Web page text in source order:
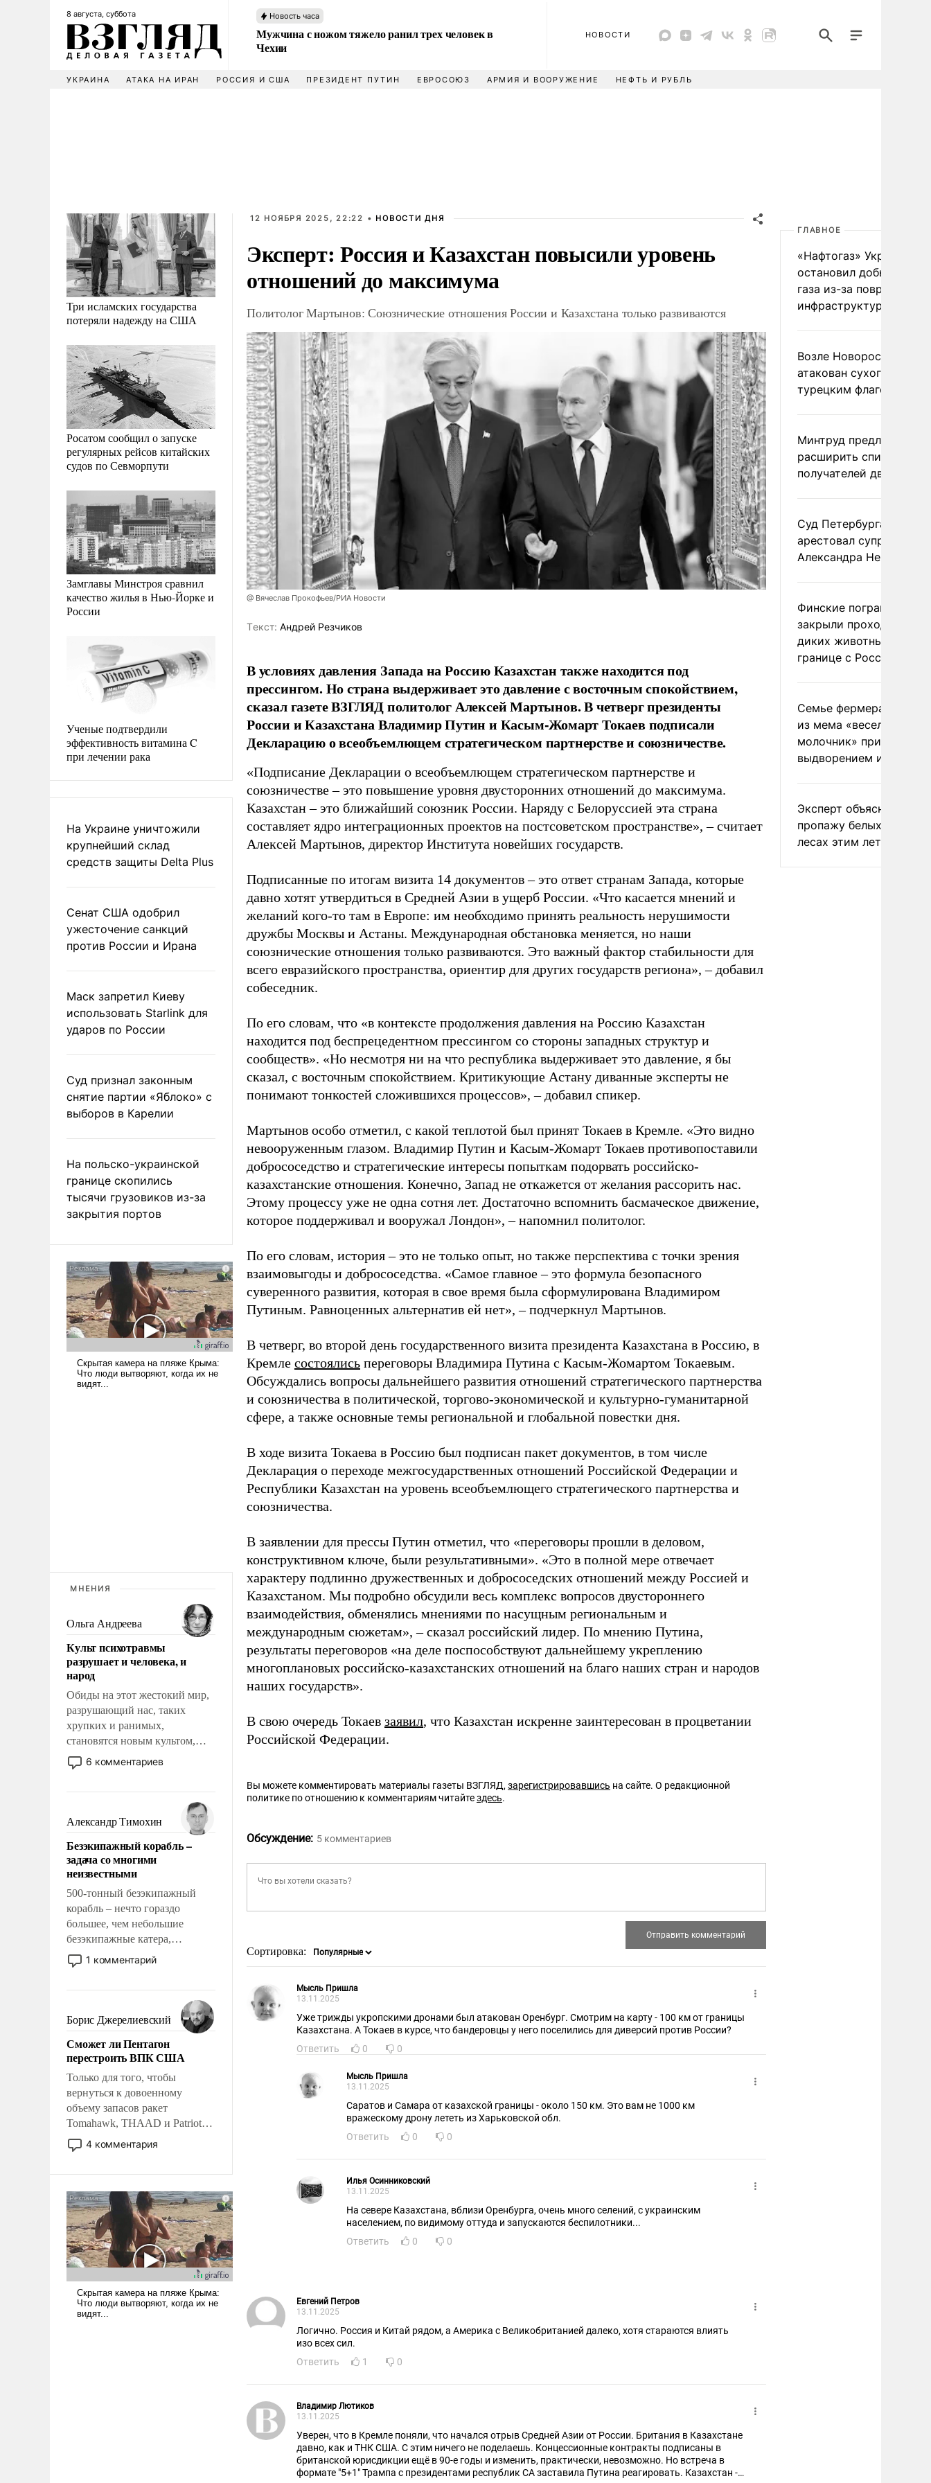
8 августа, суббота Новость часа
Мужчина с ножом тяжело ранил трех человек в
Чехии
НОВОСТИ
УКРАИНА АТАКА НА ИРАН РОССИЯ И США ПРЕЗИДЕНТ ПУТИН ЕВРОСОЮЗ АРМИЯ И ВООРУЖЕНИЕ НЕФТЬ И РУБЛЬ
Три исламских государства
потеряли надежду на США
Росатом сообщил о запуске
регулярных рейсов китайских
судов по Севморпути
Замглавы Минстроя сравнил
качество жилья в Нью-Йорке и
России
Ученые подтвердили
эффективность витамина C
при лечении рака
На Украине уничтожили
крупнейший склад
средств защиты Delta Plus
Сенат США одобрил
ужесточение санкций
против России и Ирана
Маск запретил Киеву
использовать Starlink для
ударов по России
Суд признал законным
снятие партии «Яблоко» с
выборов в Карелии
На польско-украинской
границе скопились
тысячи грузовиков из-за
закрытия портов
МНЕНИЯ
Ольга Андреева
Культ психотравмы
разрушает и человека, и
народ
Обиды на этот жестокий мир,
разрушающий нас, таких
хрупких и ранимых,
становятся новым культом,
постепенно вытесняя и
отменяя традиционное
мужественным и твердым под
ударами судьбы, брать на себя
ответственность, помогать
слабым, идти вперед и
адаптироваться.
6 комментариев
Александр Тимохин
Безэкипажный корабль –
задача со многими
неизвестными
500-тонный безэкипажный
корабль – нечто гораздо
большее, чем небольшие
безэкипажные катера,
применение которых уже
стало обыденностью. Задача по
сложна и амбициозна. Однако
и ее реализация радикально
поднимет наши боевые
возможности.
1 комментарий
Борис Джерелиевский
Сможет ли Пентагон
перестроить ВПК США
Только для того, чтобы
вернуться к довоенному
объему запасов ракет
Tomahawk, THAAD и Patriot
США потребуется более трех
лет. Даже небольшая война с
Сложившаяся ситуация
означает многолетний период
уязвимости США, например,
перед Китаем.
4 комментария
12 НОЯБРЯ 2025, 22:22 • НОВОСТИ ДНЯ
Эксперт: Россия и Казахстан повысили уровень
отношений до максимума
Политолог Мартынов: Союзнические отношения России и Казахстана только развиваются
@ Вячеслав Прокофьев/РИА Новости
Tекст: Андрей Резчиков
В условиях давления Запада на Россию Казахстан также находится под
прессингом. Но страна выдерживает это давление с восточным спокойствием,
сказал газете ВЗГЛЯД политолог Алексей Мартынов. В четверг президенты
России и Казахстана Владимир Путин и Касым-Жомарт Токаев подписали
Декларацию о всеобъемлющем стратегическом партнерстве и союзничестве.
«Подписание Декларации о всеобъемлющем стратегическом партнерстве и
союзничестве – это повышение уровня двусторонних отношений до максимума.
Казахстан – это ближайший союзник России. Наряду с Белоруссией эта страна
составляет ядро интеграционных проектов на постсоветском пространстве», – считает
Алексей Мартынов, директор Института новейших государств.
Подписанные по итогам визита 14 документов – это ответ странам Запада, которые
давно хотят утвердиться в Средней Азии в ущерб России. «Что касается мнений и
желаний кого-то там в Европе: им необходимо принять реальность нерушимости
дружбы Москвы и Астаны. Международная обстановка меняется, но наши
союзнические отношения только развиваются. Это важный фактор стабильности для
всего евразийского пространства, ориентир для других государств региона», – добавил
собеседник.
По его словам, что «в контексте продолжения давления на Россию Казахстан
находится под беспрецедентном прессингом со стороны западных структур и
сообществ». «Но несмотря ни на что республика выдерживает это давление, я бы
сказал, с восточным спокойствием. Критикующие Астану диванные эксперты не
понимают тонкостей сложившихся процессов», – добавил спикер.
Мартынов особо отметил, с какой теплотой был принят Токаев в Кремле. «Это видно
невооруженным глазом. Владимир Путин и Касым-Жомарт Токаев противопоставили
добрососедство и стратегические интересы попыткам подорвать российско-
казахстанские отношения. Конечно, Запад не откажется от желания рассорить нас.
Этому процессу уже не одна сотня лет. Достаточно вспомнить басмаческое движение,
которое поддерживал и вооружал Лондон», – напомнил политолог.
По его словам, история – это не только опыт, но также перспектива с точки зрения
взаимовыгоды и добрососедства. «Самое главное – это формула безопасного
суверенного развития, которая в свое время была сформулирована Владимиром
Путиным. Равноценных альтернатив ей нет», – подчеркнул Мартынов.
В четверг, во второй день государственного визита президента Казахстана в Россию, в
Кремле состоялись переговоры Владимира Путина с Касым-Жомартом Токаевым.
Обсуждались вопросы дальнейшего развития отношений стратегического партнерства
и союзничества в политической, торгово-экономической и культурно-гуманитарной
сфере, а также основные темы региональной и глобальной повестки дня.
В ходе визита Токаева в Россию был подписан пакет документов, в том числе
Декларация о переходе межгосударственных отношений Российской Федерации и
Республики Казахстан на уровень всеобъемлющего стратегического партнерства и
союзничества.
В заявлении для прессы Путин отметил, что «переговоры прошли в деловом,
конструктивном ключе, были результативными». «Это в полной мере отвечает
характеру подлинно дружественных и добрососедских отношений между Россией и
Казахстаном. Мы подробно обсудили весь комплекс вопросов двустороннего
взаимодействия, обменялись мнениями по насущным региональным и
международным сюжетам», – сказал российский лидер. По мнению Путина,
результаты переговоров «на деле поспособствуют дальнейшему укреплению
многоплановых российско-казахстанских отношений на благо наших стран и народов
наших государств».
В свою очередь Токаев заявил, что Казахстан искренне заинтересован в процветании
Российской Федерации.
Вы можете комментировать материалы газеты ВЗГЛЯД,зарегистрировавшись на сайте. О редакционной
политике по отношению к комментариям читайтездесь.
Обсуждение: 5 комментариев
Сортировка:
Мысль Пришла
13.11.2025
Уже трижды укропскими дронами был атакован Оренбург. Смотрим на карту - 100 км от границы
Казахстана. А Токаев в курсе, что бандеровцы у него поселились для диверсий против России?
Ответить
0 0
Мысль Пришла
13.11.2025
Саратов и Самара от казахской границы - около 150 км. Это вам не 1000 км
вражескому дрону лететь из Харьковской обл.
Ответить
0 0
Илья Осинниковский
13.11.2025
На севере Казахстана, вблизи Оренбурга, очень много селений, с украинским
населением, по видимому оттуда и запускаются беспилотники...
Ответить
0 0
Евгений Петров
13.11.2025
Логично. Россия и Китай рядом, а Америка с Великобританией далеко, хотя стараются влиять
изо всех сил.
Ответить
1 0
Владимир Лютиков
13.11.2025
Уверен, что в Кремле поняли, что начался отрыв Средней Азии от России. Британия в Казахстане
давно, как и ТНК США. С этим ничего не поделаешь. Концессионные контракты подписаны в
британской юрисдикции ещё в 90-е годы и изменить, практически, невозможно. Но встреча в
формате "5+1" Трампа с президентами республик СА заставила Путина реагировать. Казахстан -
ГЛАВНОЕ
«Нафтогаз» Украины
остановил добычу
газа из-за повреждения
инфраструктуры
Возле Новороссийска
атакован сухогруз под
турецким флагом
Минтруд предложил
расширить список
получателей двух
Суд Петербурга заочно
арестовал супругу
Александра Невзорова
Финские пограничники
закрыли проходы для
диких животных на
границе с Россией
Семье фермера
из мема «веселый
молочник» пригрозили
выдворением из
Эксперт объяснил
пропажу белых грибов
лесах этим летом